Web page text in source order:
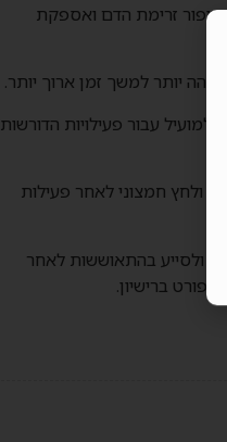
שיפור זרימת הדם ואספקת
יותר למשך זמן ארוך יותר.
עבור פעילויות הדורשות
ולחץ חמצוני לאחר פעילות
ולסייע בהתאוששות לאחר
ברישיון.